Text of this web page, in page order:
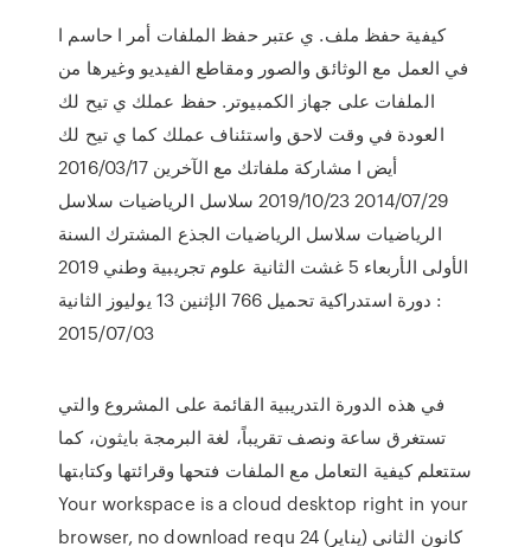
كيفية حفظ ملف. ي عتبر حفظ الملفات أمر ا حاسم ا
في العمل مع الوثائق والصور ومقاطع الفيديو وغيرها من
الملفات على جهاز الكمبيوتر. حفظ عملك ي تيح لك
العودة في وقت لاحق واستئناف عملك كما ي تيح لك
أيض ا مشاركة ملفاتك مع الآخرين 2016/03/17
2014/07/29 2019/10/23 سلاسل الرياضيات سلاسل
الرياضيات سلاسل الرياضيات الجذع المشترك السنة
الأولى الأربعاء 5 غشت الثانية علوم تجريبية وطني 2019
: دورة استدراكية تحميل 766 الإثنين 13 يوليوز الثانية
2015/07/03
في هذه الدورة التدريبية القائمة على المشروع والتي
تستغرق ساعة ونصف تقريباً، لغة البرمجة بايثون، كما
ستتعلم كيفية التعامل مع الملفات فتحها وقرائتها وكتابتها
Your workspace is a cloud desktop right in your
browser, no download requ 24 كانون الثاني (يناير)